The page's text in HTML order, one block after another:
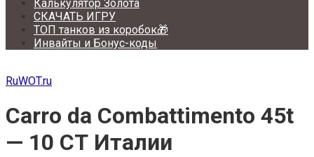
Калькулятор Золота
СКАЧАТЬ ИГРУ
ТОП танков из коробок🎁
Инвайты и Бонус-коды
RuWOT.ru
Carro da Combattimento 45t
— 10 СТ Италии